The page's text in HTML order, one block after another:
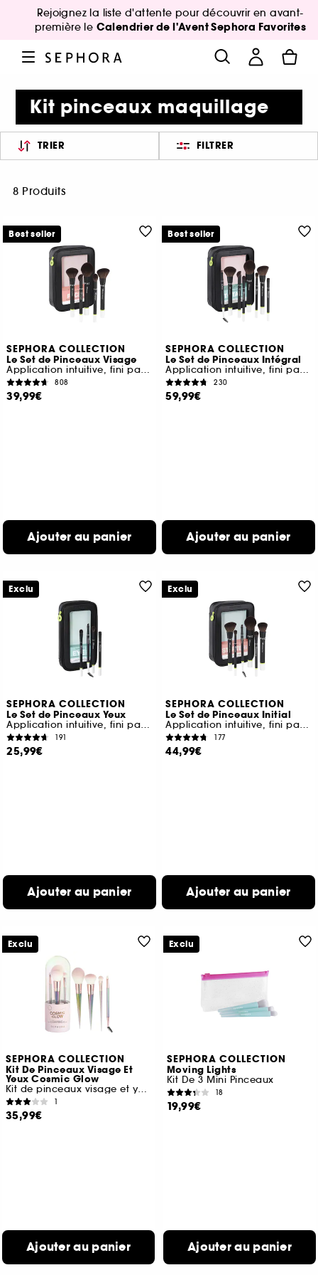
Rejoignez la liste d'attente pour découvrir en avant-
première le Calendrier de l'Avent Sephora Favorites
Kit pinceaux maquillage
TRIER FILTRER
8 Produits
SEPHORA COLLECTION
Le Set de Pinceaux Visage
Application intuitive, fini parfait
808
39,99€
Ajouter au panier
Best seller
SEPHORA COLLECTION
Le Set de Pinceaux Intégral
Application intuitive, fini parfait
230
59,99€
Ajouter au panier
Best seller
SEPHORA COLLECTION
Le Set de Pinceaux Yeux
Application intuitive, fini parfait
191
25,99€
Ajouter au panier
Exclu
SEPHORA COLLECTION
Le Set de Pinceaux Initial
Application intuitive, fini parfait
177
44,99€
Ajouter au panier
Exclu
SEPHORA COLLECTION
Kit De Pinceaux Visage Et
Yeux Cosmic Glow
Kit de pinceaux visage et yeux
1
35,99€
Ajouter au panier
Exclu
SEPHORA COLLECTION
Moving Lights
Kit De 3 Mini Pinceaux
18
19,99€
Ajouter au panier
Exclu